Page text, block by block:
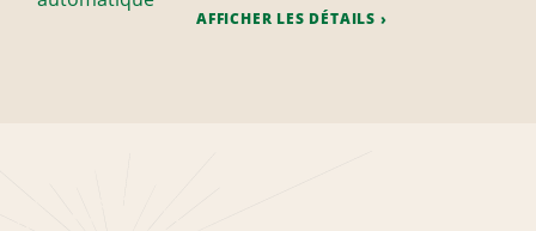
AFFICHER LES DÉTAILS